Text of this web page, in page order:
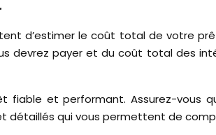
d’estimer le coût total de votre
devrez payer et du coût total des
fiable et performant. Assurez-
détaillés qui vous permettent de